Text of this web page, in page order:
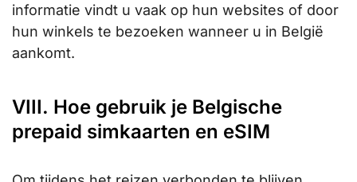
informatie vindt u vaak op hun websites of door
hun winkels te bezoeken wanneer u in België
aankomt.
VIII. Hoe gebruik je Belgische
prepaid simkaarten en eSIM